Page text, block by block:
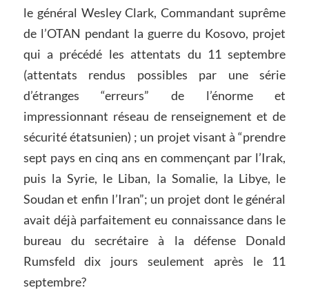
le général Wesley Clark, Commandant suprême
de l’OTAN pendant la guerre du Kosovo, projet
qui a précédé les attentats du 11 septembre
(attentats rendus possibles par une série
d’étranges “erreurs” de l’énorme et
impressionnant réseau de renseignement et de
sécurité étatsunien) ; un projet visant à “prendre
sept pays en cinq ans en commençant par l’Irak,
puis la Syrie, le Liban, la Somalie, la Libye, le
Soudan et enfin l’Iran”; un projet dont le général
avait déjà parfaitement eu connaissance dans le
bureau du secrétaire à la défense Donald
Rumsfeld dix jours seulement après le 11
septembre?